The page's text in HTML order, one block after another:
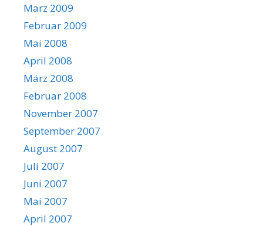
März 2009
Februar 2009
Mai 2008
April 2008
März 2008
Februar 2008
November 2007
September 2007
August 2007
Juli 2007
Juni 2007
Mai 2007
April 2007